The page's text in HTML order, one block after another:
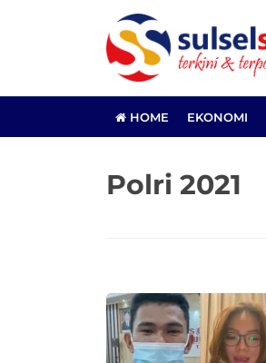
HOME EKONOMI
Polri 2021